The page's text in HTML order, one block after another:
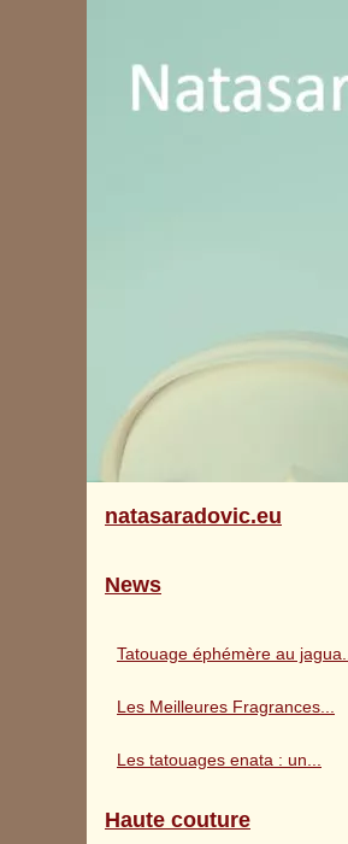
natasaradovic.eu
News
Tatouage éphémère au jagua...
Les Meilleures Fragrances...
Les tatouages enata : un...
Haute couture